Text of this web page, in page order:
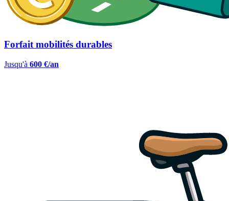
Forfait mobilités durables
Jusqu'à 600 €/an